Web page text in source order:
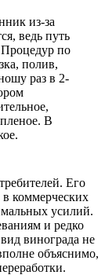
из-за
ведь путь
Процедур по
полив,
раз в 2-
В
Его
коммерческих
усилий.
и редко
винограда не
объяснимо,